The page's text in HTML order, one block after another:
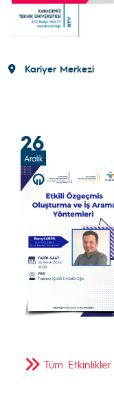
Kariyer Merkezi
26
Aralık
Tüm Etkinlikler